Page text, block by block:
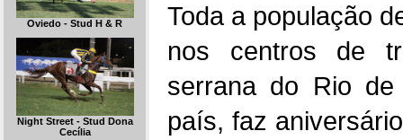
Oviedo - Stud H & R
Night Street - Stud Dona
Cecília
Toda a população
nos centros de
serrana do Rio
país, faz